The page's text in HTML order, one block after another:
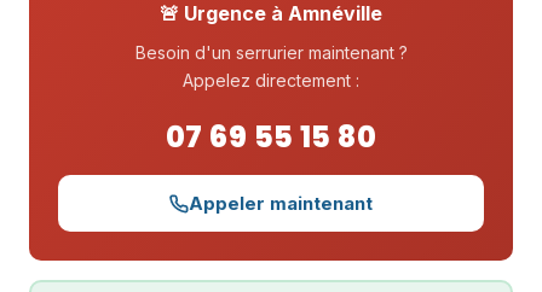
🚨 Urgence à Amnéville
Besoin d'un serrurier maintenant ?
Appelez directement :
07 69 55 15 80
Appeler maintenant